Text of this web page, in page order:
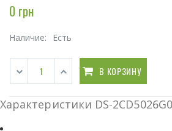
0 грн
Наличие: Есть
В КОРЗИНУ
Характеристики DS-